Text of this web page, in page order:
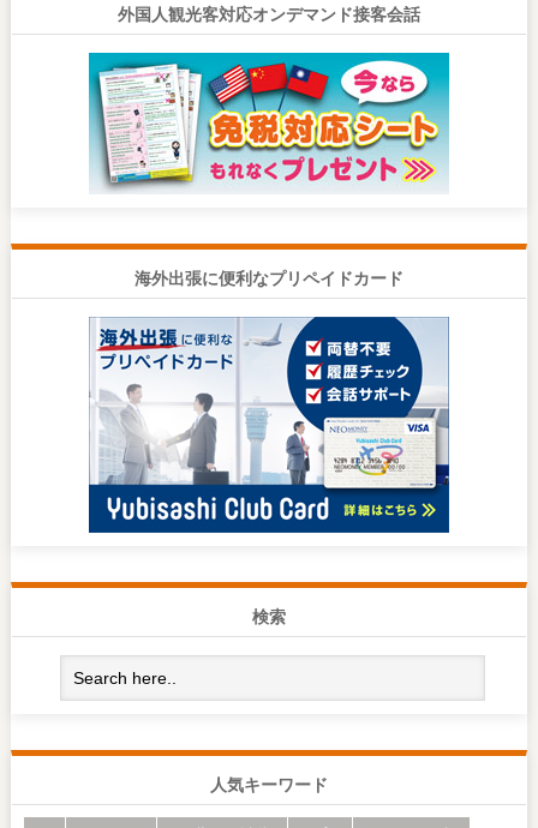
外国人観光客対応オンデマンド接客会話
海外出張に便利なプリペイドカード
検索
人気キーワード